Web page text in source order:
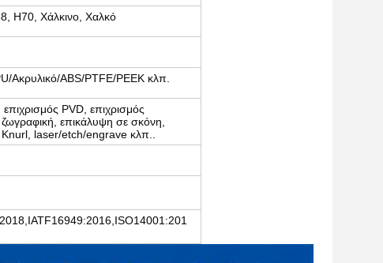
H70, Χάλκινο, Χαλκό
Ακρυλικό/ABS/PTFE/PEEK κλπ.
PVD, επιχρισμός
επικάλυψη σε σκόνη,
laser/etch/engrave κλπ..